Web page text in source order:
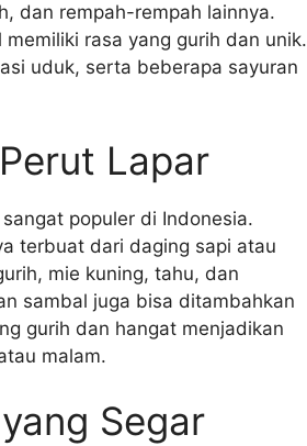
dan rempah-rempah lainnya.
rasa yang gurih dan unik.
uduk, serta beberapa sayuran
Lapar
populer di Indonesia.
terbuat dari daging sapi atau
mie kuning, tahu, dan
sambal juga bisa ditambahkan
gurih dan hangat menjadikan
malam.
Segar